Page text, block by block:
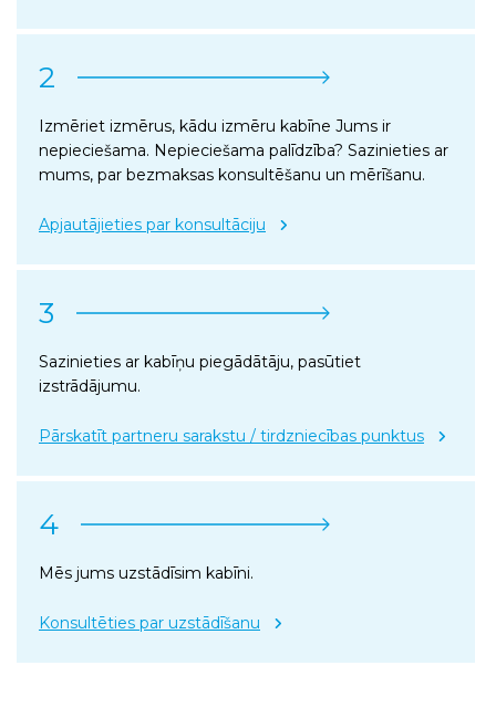
2
Izmēriet izmērus, kādu izmēru kabīne Jums ir
nepieciešama. Nepieciešama palīdzība? Sazinieties ar
mums, par bezmaksas konsultēšanu un mērīšanu.
Apjautājieties par konsultāciju
3
Sazinieties ar kabīņu piegādātāju, pasūtiet
izstrādājumu.
Pārskatīt partneru sarakstu / tirdzniecības punktus
4
Mēs jums uzstādīsim kabīni.
Konsultēties par uzstādīšanu